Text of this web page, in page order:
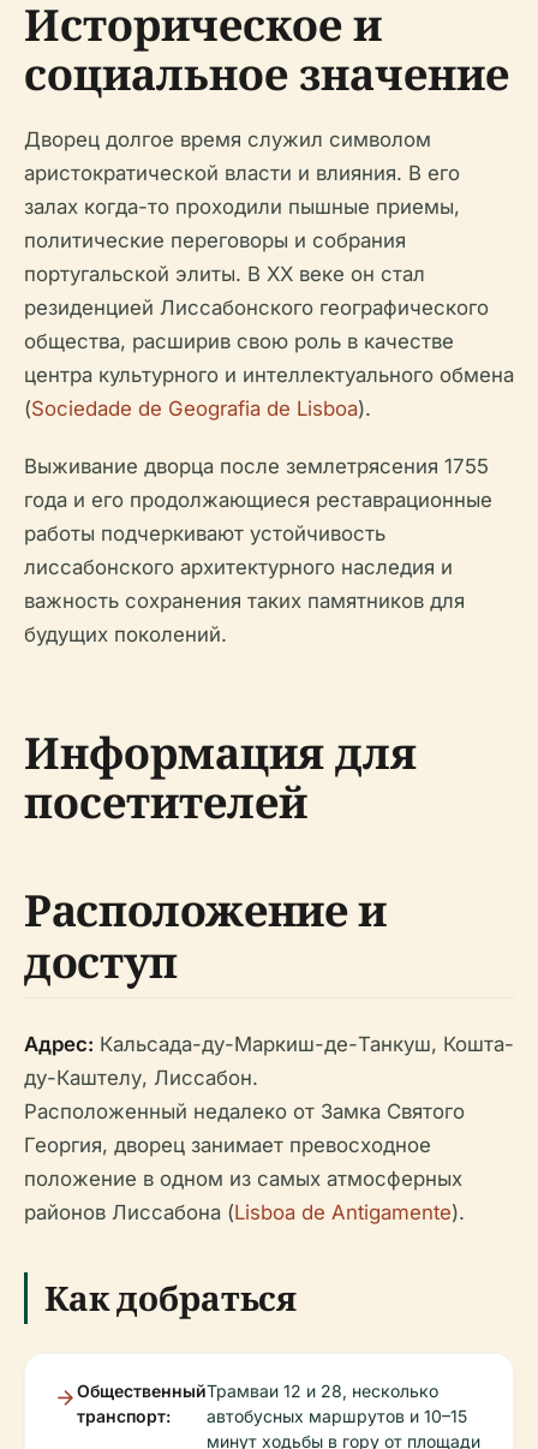
Историческое и
социальное значение
Дворец долгое время служил символом
аристократической власти и влияния. В его
залах когда-то проходили пышные приемы,
политические переговоры и собрания
португальской элиты. В XX веке он стал
резиденцией Лиссабонского географического
общества, расширив свою роль в качестве
центра культурного и интеллектуального обмена
(Sociedade de Geografia de Lisboa).
Выживание дворца после землетрясения 1755
года и его продолжающиеся реставрационные
работы подчеркивают устойчивость
лиссабонского архитектурного наследия и
важность сохранения таких памятников для
будущих поколений.
Информация для
посетителей
Расположение и
доступ
Адрес: Кальсада-ду-Маркиш-де-Танкуш, Кошта-
ду-Каштелу, Лиссабон.
Расположенный недалеко от Замка Святого
Георгия, дворец занимает превосходное
положение в одном из самых атмосферных
районов Лиссабона (Lisboa de Antigamente).
Как добраться
Общественный
транспорт:
Трамваи 12 и 28, несколько
автобусных маршрутов и 10–15
минут ходьбы в гору от площади